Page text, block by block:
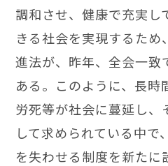
調和させ、健康で充実し
きる社会を実現するた
進法が、昨年、全会一致
ある。このように、長時
労死等が社会に蔓延し、
して求められている中で
を失わせる制度を新たに